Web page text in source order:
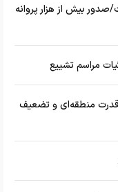
بیش از هزار پروانه
مراسم تشییع
قدرت منطقه‌ای و تضعیف